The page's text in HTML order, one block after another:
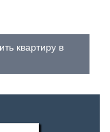
квартиру в